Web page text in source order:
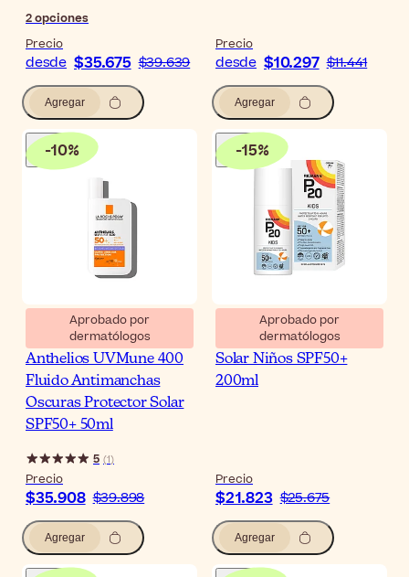
2opciones
Precio
desde $35.675 $39.639
Agregar
Precio
desde $10.297 $11.441
Agregar
-10%
Aprobado por
dermatólogos
La Roche-Posay
Anthelios UVMune 400
Fluido Antimanchas
Oscuras Protector Solar
SPF50+ 50ml
5 (1)
Precio
$35.908 $39.898
Agregar
-15%
Aprobado por
dermatólogos
Riemann P20 Protector
Solar Niños SPF50+
200ml
Precio
$21.823 $25.675
Agregar